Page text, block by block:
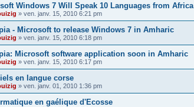
Windows 7 Will Speak 10 Languages from Africa
» ven. janv. 15, 2010 6:21 pm
- Microsoft to release Windows 7 in Amharic
» ven. janv. 15, 2010 6:18 pm
Microsoft software application soon in Amharic
» ven. janv. 15, 2010 6:17 pm
en langue corse
» ven. janv. 01, 2010 1:36 pm
en gaélique d'Ecosse